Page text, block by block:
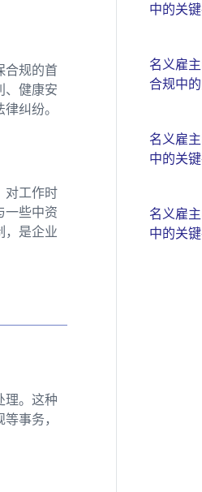
合规的首
、健康安
纠纷。
对工作时
一些中资
，是企业
理。这种
事务，
中的关
名义雇
合规中
名义雇
中的关
名义雇
中的关